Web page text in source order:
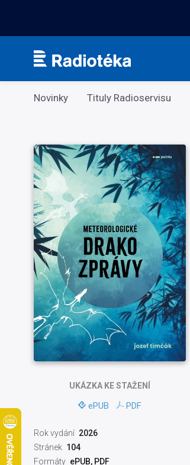
Kategorie
Novinky Tituly Radioservisu
UKÁZKAKE STAŽENÍ
ePUB PDF
Rok vydání 2026
Stránek 104
Formáty ePUB, PDF